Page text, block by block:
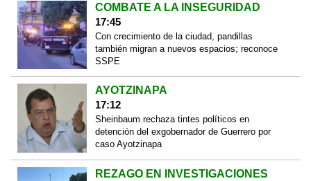
COMBATE A LA INSEGURIDAD
17:45
Con crecimiento de la ciudad, pandillas
también migran a nuevos espacios; reconoce
SSPE
AYOTZINAPA
17:12
Sheinbaum rechaza tintes políticos en
detención del exgobernador de Guerrero por
caso Ayotzinapa
REZAGO EN INVESTIGACIONES